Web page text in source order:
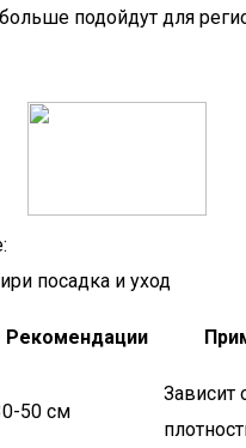
подойдут для
посадка и уход
Рекомендации
50 см
Зависит